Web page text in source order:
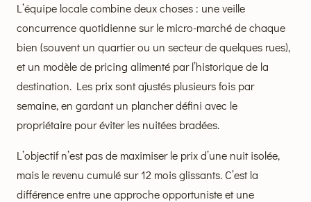
L’équipe locale combine deux choses : une veille
concurrence quotidienne sur le micro-marché de chaque
bien (souvent un quartier ou un secteur de quelques rues),
et un modèle de pricing alimenté par l’historique de la
destination. Les prix sont ajustés plusieurs fois par
semaine, en gardant un plancher défini avec le
propriétaire pour éviter les nuitées bradées.
L’objectif n’est pas de maximiser le prix d’une nuit isolée,
mais le revenu cumulé sur 12 mois glissants. C’est la
différence entre une approche opportuniste et une